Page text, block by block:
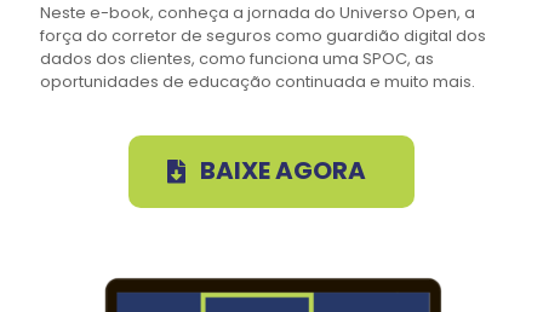
Neste e-book, conheça a jornada do Universo Open, a
força do corretor de seguros como guardião digital dos
dados dos clientes, como funciona uma SPOC, as
oportunidades de educação continuada e muito mais.
BAIXE AGORA